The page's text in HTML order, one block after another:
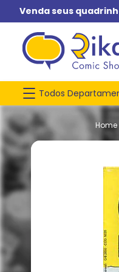
Venda seus
Todos